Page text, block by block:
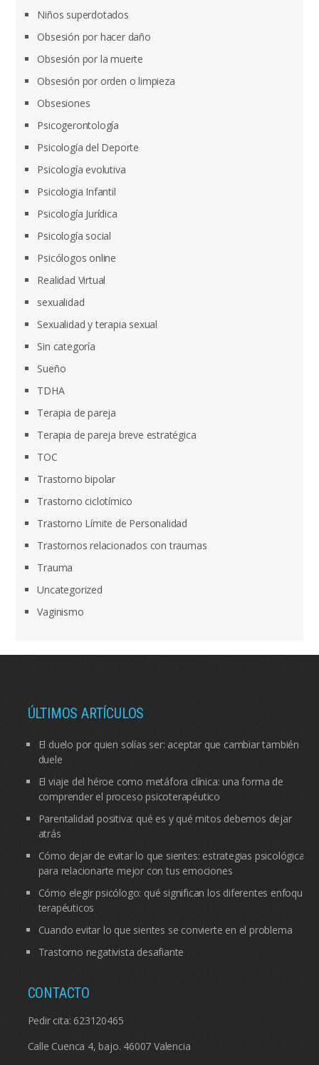
Niños superdotados
Obsesión por hacer daño
Obsesión por la muerte
Obsesión por orden o limpieza
Obsesiones
Psicogerontología
Psicología del Deporte
Psicología evolutiva
Psicologia Infantil
Psicología Jurídica
Psicología social
Psicólogos online
Realidad Virtual
sexualidad
Sexualidad y terapia sexual
Sin categoría
Sueño
TDHA
Terapia de pareja
Terapia de pareja breve estratégica
TOC
Trastorno bipolar
Trastorno ciclotímico
Trastorno Límite de Personalidad
Trastornos relacionados con traumas
Trauma
Uncategorized
Vaginismo
ÚLTIMOS ARTÍCULOS
El duelo por quien solías ser: aceptar que cambiar también
duele
El viaje del héroe como metáfora clínica: una forma de
comprender el proceso psicoterapéutico
Parentalidad positiva: qué es y qué mitos debemos dejar
atrás
Cómo dejar de evitar lo que sientes: estrategias psicológicas
para relacionarte mejor con tus emociones
Cómo elegir psicólogo: qué significan los diferentes enfoques
terapéuticos
Cuando evitar lo que sientes se convierte en el problema
Trastorno negativista desafiante
CONTACTO
Pedir cita: 623120465
Calle Cuenca 4, bajo. 46007 Valencia